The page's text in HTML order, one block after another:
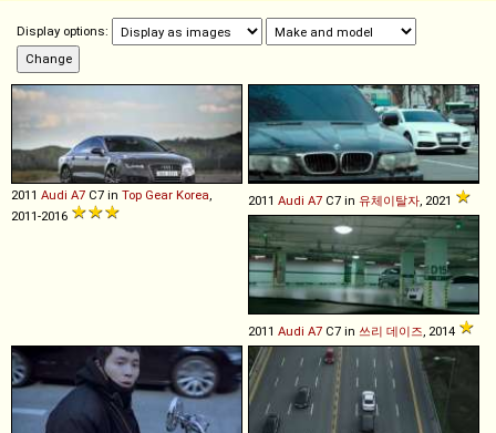
Display options:
2011 Audi A7 C7 in Top Gear Korea
2011-2016
2011 Audi A7 C7 in 유체이탈자 , 2021
2011 Audi A7 C7 in 쓰리 데이즈 , 2014